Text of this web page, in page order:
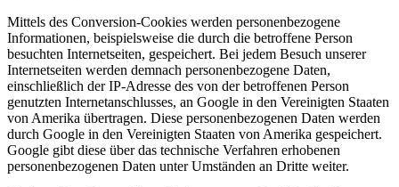
Mittels des Conversion-Cookies werden personenbezogene
Informationen, beispielsweise die durch die betroffene Person
besuchten Internetseiten, gespeichert. Bei jedem Besuch unserer
Internetseiten werden demnach personenbezogene Daten,
einschließlich der IP-Adresse des von der betroffenen Person
genutzten Internetanschlusses, an Google in den Vereinigten Staaten
von Amerika übertragen. Diese personenbezogenen Daten werden
durch Google in den Vereinigten Staaten von Amerika gespeichert.
Google gibt diese über das technische Verfahren erhobenen
personenbezogenen Daten unter Umständen an Dritte weiter.